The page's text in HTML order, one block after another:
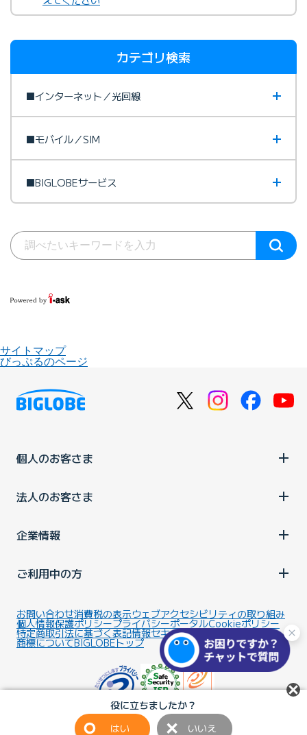
役に立ちましたか？
はい
いいえ
カテゴリ検索
■インターネット／光回線
■モバイル／SIM
■BIGLOBEサービス
サイトマップ
びっぷるのページ
個人のお客さま
法人のお客さま
企業情報
ご利用中の方
お問い合わせ消費税の表示ウェブアクセシビリティの取り組み
個人情報保護ポリシープライバシーポータルCookieポリシー
特定商取引法に基づく表記情報セキュリティ基本方針
商標についてBIGLOBEトップ